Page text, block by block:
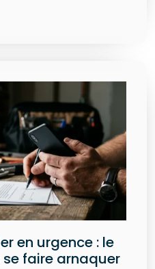
en urgence : le
faire arnaquer